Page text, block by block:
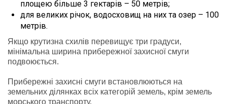
площею більше 3 гектарів – 50 метрів;
для великих річок, водосховищ на них та озер – 100
метрів.
Якщо крутизна схилів перевищує три градуси,
мінімальна ширина прибережної захисної смуги
подвоюється.
Прибережні захисні смуги встановлюються на
земельних ділянках всіх категорій земель, крім земель
морського транспорту.